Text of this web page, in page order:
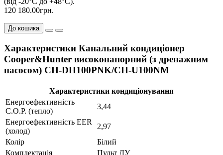
120 180.00грн.
До кошика
Характеристики Канальний кондиціонер
Cooper&Hunter високонапорний (з дренажним
насосом) CH-DH100PNK/CH-U100NM
Характеристики кондиціонування
Енергоефективність
C.O.P. (тепло)
3,44
Енергоефективність EER
(холод)
2,97
Колір
Білий
Комплектація
Пульт ДУ